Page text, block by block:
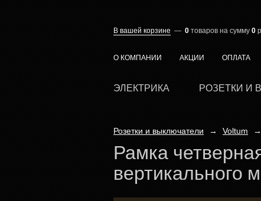
В вашей корзине — 0 товаров на сумму 0
О КОМПАНИИ АКЦИИ ОПЛАТА
ЭЛЕКТРИКА РОЗЕТКИ И
Розетки и выключатели → Voltum →
Рамка
вертикального